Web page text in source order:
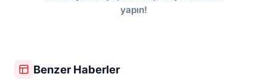
yapın!
Benzer Haberler